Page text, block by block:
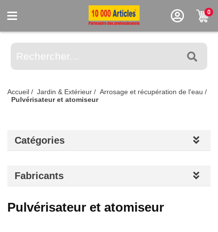
0
Accueil / Jardin & Extérieur / Arrosage et récupération de l'eau /
Pulvérisateur et atomiseur
Catégories
Fabricants
Pulvérisateur et atomiseur